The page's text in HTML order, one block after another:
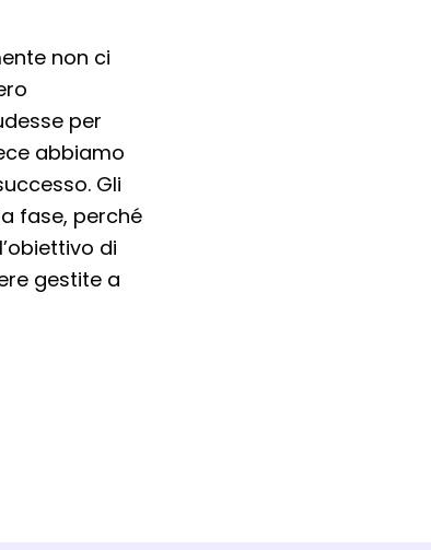
non ci
per
abbiamo
Gli
fase, perché
di
gestite a
finestra del browser
del browser
finestra del browser